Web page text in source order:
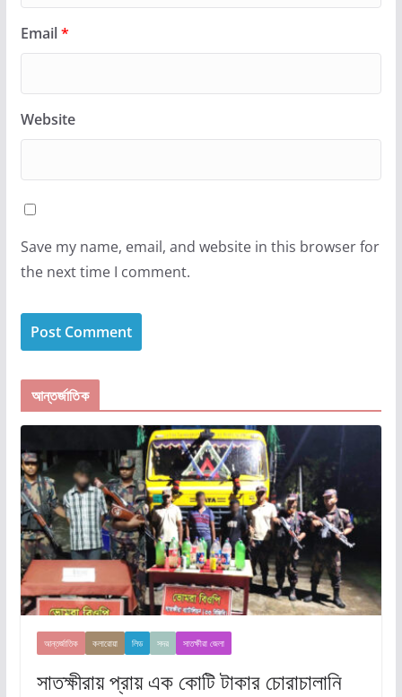
Email*
Website
Save my name, email, and website in this browser for
the next time I comment.
আন্তর্জাতিক
আন্তর্জাতিক কলারোয়া লিড সদর সাতক্ষীরা জেলা
সাতক্ষীরায় প্রায় এক কোটি টাকার চোরাচালানি